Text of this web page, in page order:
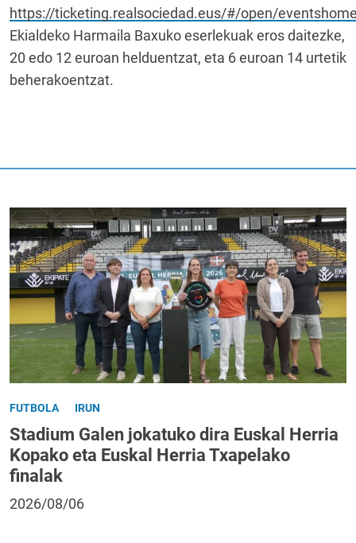
https://ticketing.realsociedad.eus/#/open/
Ekialdeko Harmaila Baxuko eserlekuak eros daitezke,
20 edo 12 euroan helduentzat, eta 6 euroan 14 urtetik
beherakoentzat.
FUTBOLA IRUN
Stadium Galen jokatuko dira Euskal Herria
Kopako eta Euskal Herria Txapelako
finalak
2026/08/06